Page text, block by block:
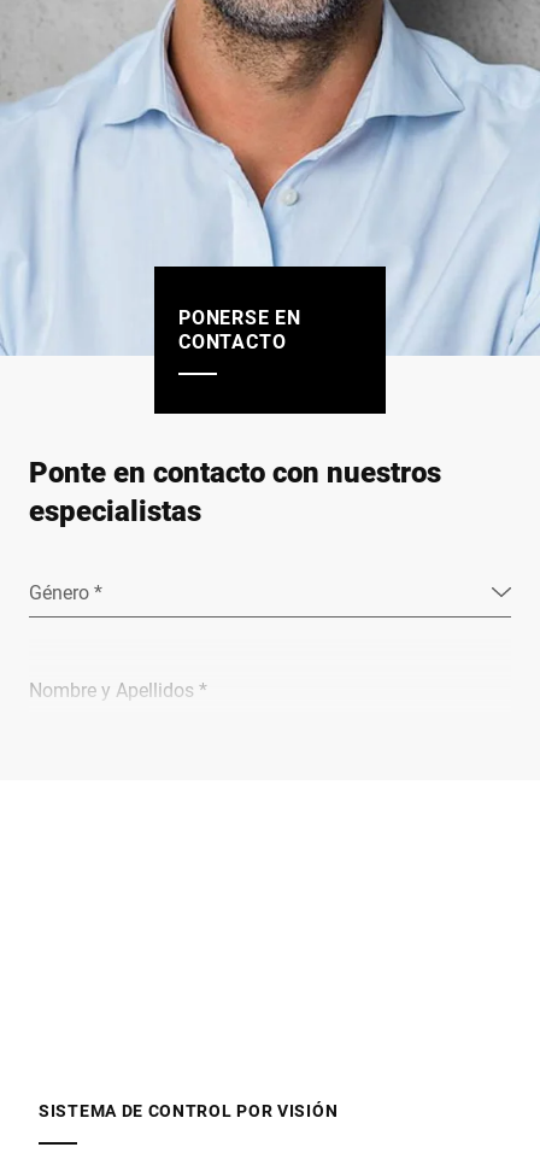
PONERSE EN
CONTACTO
Ponte en contacto con nuestros
especialistas
Género *
Nombre y Apellidos *
SISTEMA DE CONTROL POR VISIÓN